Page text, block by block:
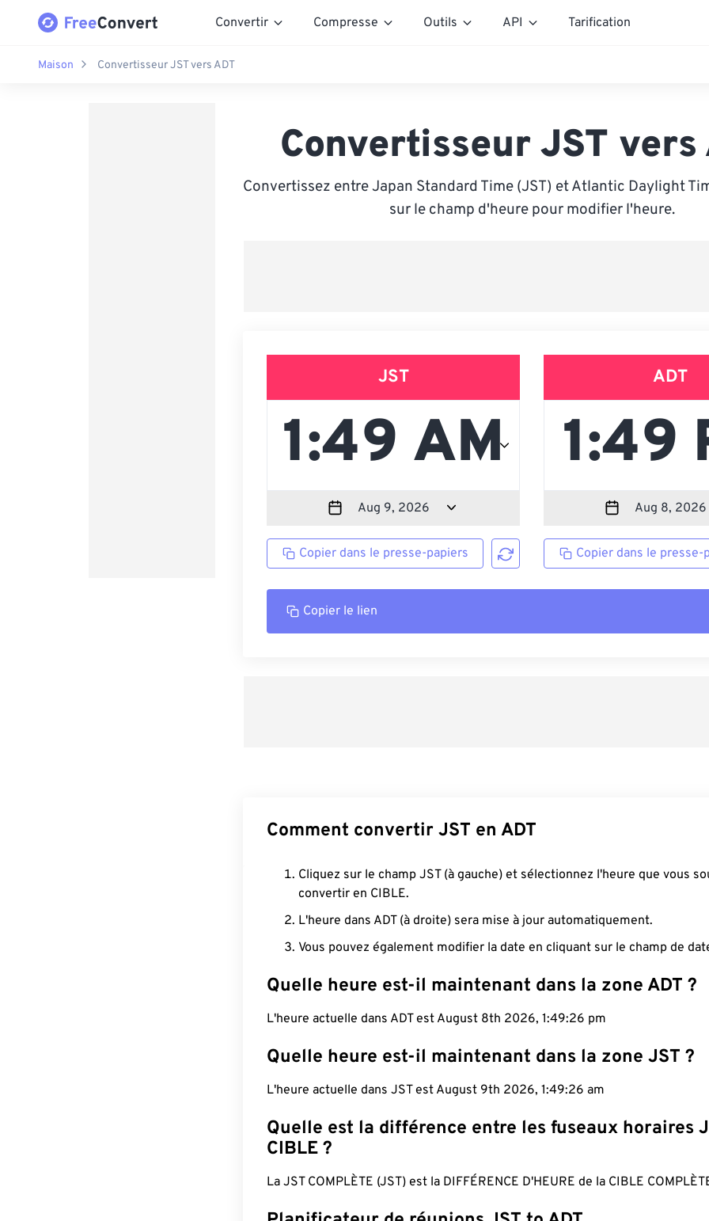
Convertir Compresse Outils API Tarification
Maison Convertisseur JST vers ADT
Convertisseur JST vers
Convertissez entre Japan Standard Time (JST) et Atlantic Daylight
sur le champ d'heure pour modifier l'heure.
JST
Copier dans le presse-papiers
ADT
Copier dans le presse-
Copier le lien
Comment convertir JST en ADT
Cliquez sur le champ JST (à gauche) et sélectionnez l'heure que vous
convertir en CIBLE.
L'heure dans ADT (à droite) sera mise à jour automatiquement.
Vous pouvez également modifier la date en cliquant sur le champ de
Quelle heure est-il maintenant dans la zone ADT ?
L'heure actuelle dans ADT est August 8th 2026, 1:49:27 pm
Quelle heure est-il maintenant dans la zone JST ?
L'heure actuelle dans JST est August 9th 2026, 1:49:27 am
Quelle est la différence entre les fuseaux horaires
CIBLE ?
La JST COMPLÈTE (JST) est la DIFFÉRENCE D'HEURE de la CIBLE